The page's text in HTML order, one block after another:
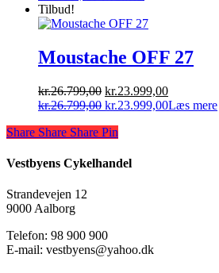
Tilbud!
Moustache OFF 27
kr.26.799,00 Den
oprindelige
var:
kr.23.999,00Den
aktuelle
kr.26.799,00 Den
pris
kr.26.799,00.
kr.23.999,00Den
Læs mere
Share
Share Share Share Pin
Vestbyens Cykelhandel
Strandevejen 12
9000 Aalborg
Telefon: 98 900 900
E-mail: vestbyens@yahoo.dk